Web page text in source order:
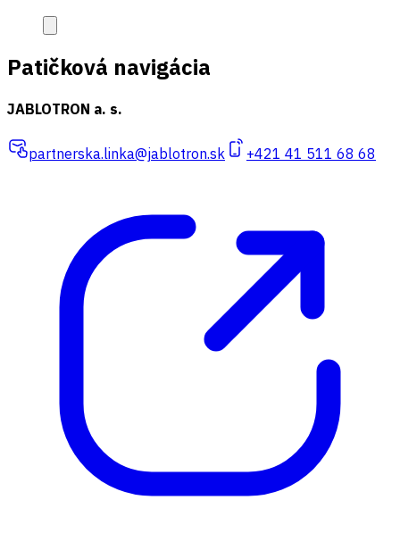
Patičková navigácia
JABLOTRON a. s.
partnerska.linka@jablotron.sk +421 41 511 68 68